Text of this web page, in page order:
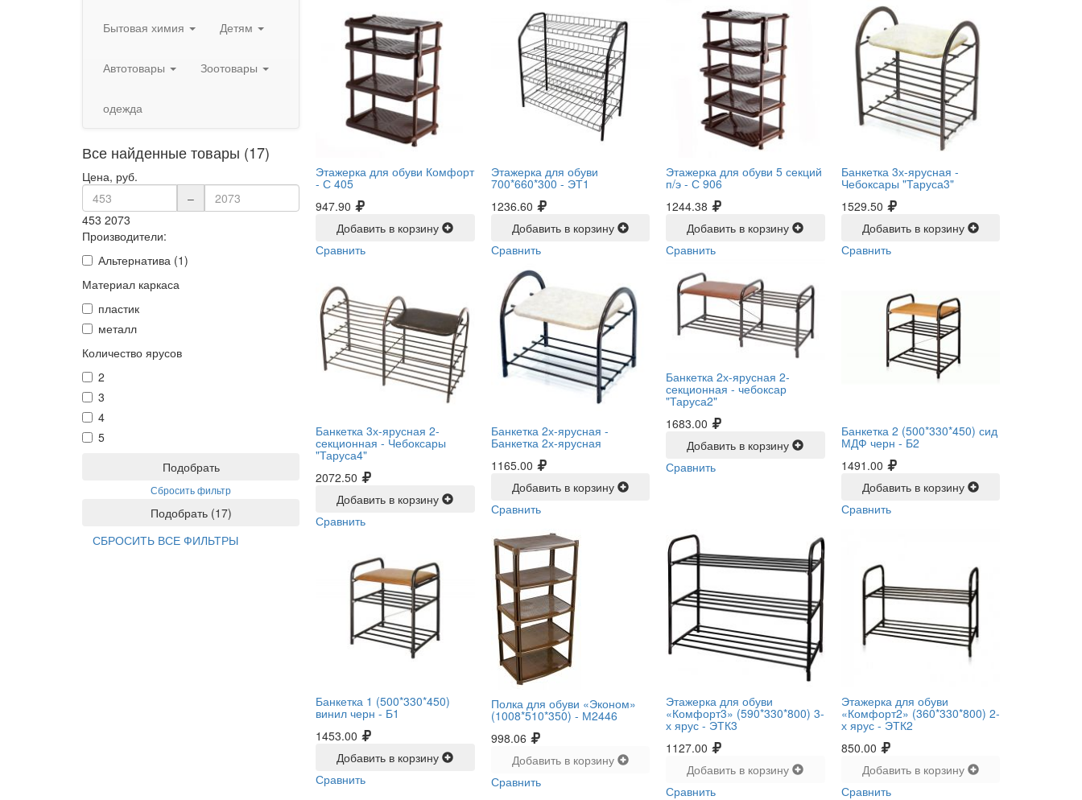
Бытовая химия Детям
Автотовары Зоотовары
одежда
Все найденные товары (17)
Цена, руб.
–
453 2073
Производители:
Альтернатива (1)
Материал каркаса
пластик
металл
Количество ярусов
2
3
4
5
Подобрать
Сбросить фильтр
Подобрать (17)
СБРОСИТЬ ВСЕ ФИЛЬТРЫ
Этажерка для обуви Комфорт
- С 405
947.90
Добавить в корзину
Сравнить
Этажерка для обуви
700*660*300 - ЭТ1
1236.60
Добавить в корзину
Сравнить
Этажерка для обуви 5 секций
п/э - С 906
1244.38
Добавить в корзину
Сравнить
Банкетка 3х-ярусная -
Чебоксары "Таруса3"
1529.50
Добавить в корзину
Сравнить
Банкетка 3х-ярусная 2-
секционная - Чебоксары
"Таруса4"
2072.50
Добавить в корзину
Сравнить
Банкетка 2х-ярусная -
Банкетка 2х-ярусная
1165.00
Добавить в корзину
Сравнить
Банкетка 2х-ярусная 2-
секционная - чебоксар
"Таруса2"
1683.00
Добавить в корзину
Сравнить
Банкетка 2 (500*330*450) сид
МДФ черн -Б2
1491.00
Добавить в корзину
Сравнить
Банкетка 1 (500*330*450)
винил черн - Б1
1453.00
Добавить в корзину
Сравнить
Полка для обуви «Эконом»
(1008*510*350) - М2446
998.06
Добавить в корзину
Сравнить
Этажерка для обуви
«Комфорт3» (590*330*800) 3-
х ярус - ЭТК3
1127.00
Добавить в корзину
Сравнить
Этажерка для обуви
«Комфорт2» (360*330*800) 2-
х ярус - ЭТК2
850.00
Добавить в корзину
Сравнить